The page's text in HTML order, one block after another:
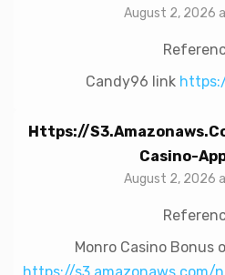
August 2, 2026
Candy96 link
Https://
Casino-
August 2, 2026
Monro Casino Bonus